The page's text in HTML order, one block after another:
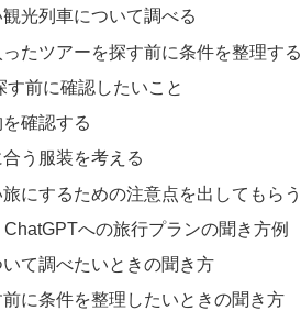
光列車について調べる
たツアーを探す前に条件を整理する
す前に確認したいこと
確認する
う服装を考える
にするための注意点を出してもらう
への旅行プランの聞き方例
て調べたいときの聞き方
に条件を整理したいときの聞き方